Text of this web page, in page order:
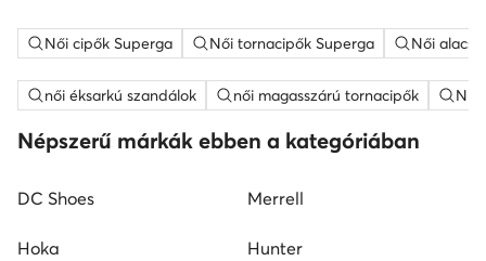
Női cipők Superga Női tornacipők Superga Női
női éksarkú szandálok női magasszárú tornacipők
Népszerű márkák ebben a kategóriában
DC Shoes Merrell
Hoka Hunter